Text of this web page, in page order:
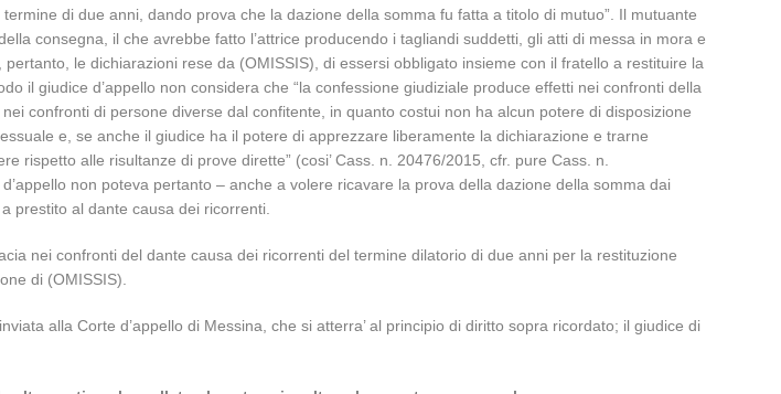
di due anni, dando prova che la dazione della somma fu fatta a titolo di mutuo”. Il mutuante
consegna, il che avrebbe fatto l’attrice producendo i tagliandi suddetti, gli atti di messa in mora e
le dichiarazioni rese da (OMISSIS), di essersi obbligato insieme con il fratello a restituire la
il giudice d’appello non considera che “la confessione giudiziale produce effetti nei confronti della
confronti di persone diverse dal confitente, in quanto costui non ha alcun potere di disposizione
e, se anche il giudice ha il potere di apprezzare liberamente la dichiarazione e trarne
alle risultanze di prove dirette” (cosi’ Cass. n. 20476/2015, cfr. pure Cass. n.
non poteva pertanto – anche a volere ricavare la prova della dazione della somma dai
prestito al dante causa dei ricorrenti.
nei confronti del dante causa dei ricorrenti del termine dilatorio di due anni per la restituzione
di (OMISSIS).
alla Corte d’appello di Messina, che si atterra’ al principio di diritto sopra ricordato; il giudice di